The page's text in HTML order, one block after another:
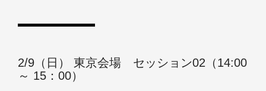
2/9（日） 東京会場 セッション02（14:00
～ 15：00）